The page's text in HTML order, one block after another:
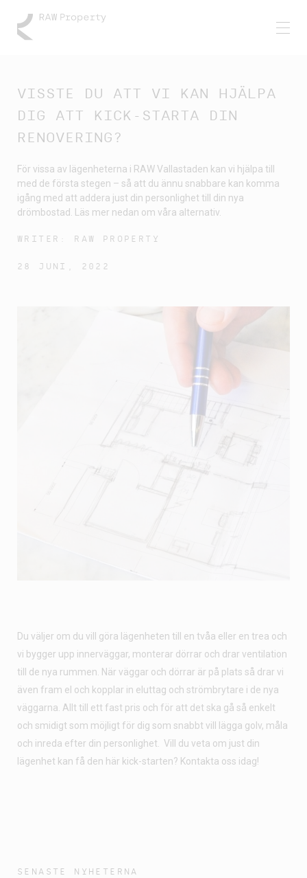
VISSTE DU ATT VI KAN HJÄLPA
DIG ATT KICK-STARTA DIN
RENOVERING?
För vissa av lägenheterna i RAW Vallastaden kan vi hjälpa till
med de första stegen – så att du ännu snabbare kan komma
igång med att addera just din personlighet till din nya
drömbostad. Läs mer nedan om våra alternativ.
WRITER: RAW PROPERTY
28 JUNI, 2022
Du väljer om du vill göra lägenheten till en tvåa eller en trea och
vi bygger upp innerväggar, monterar dörrar och drar ventilation
till de nya rummen. När väggar och dörrar är på plats så drar vi
även fram el och kopplar in eluttag och strömbrytare i de nya
väggarna. Allt till ett fast pris och för att det ska gå så enkelt
och smidigt som möjligt för dig som snabbt vill lägga golv, måla
och inreda efter din personlighet. Vill du veta om just din
lägenhet kan få den här kick-starten? Kontakta oss idag!
SENASTE NYHETERNA